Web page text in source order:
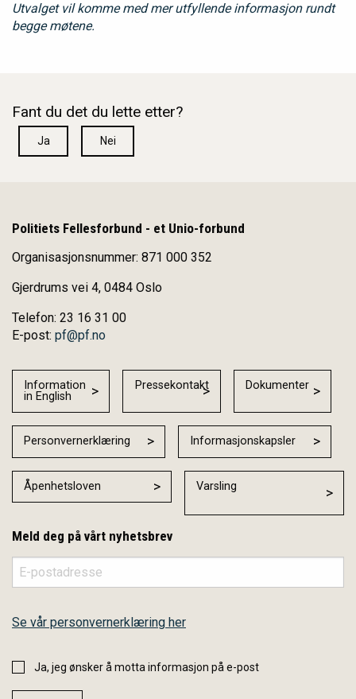
Utvalget vil komme med mer utfyllende informasjon rundt
begge møtene.
Fant du det du lette etter?
Ja Nei
Politiets Fellesforbund - et Unio-forbund
Organisasjonsnummer: 871 000 352
Gjerdrums vei 4, 0484 Oslo
Telefon: 23 16 31 00
E-post: pf@pf.no
Information
in English
Pressekontakt Dokumenter
Personvernerklæring Informasjonskapsler
Åpenhetsloven Varsling
Meld deg på vårt nyhetsbrev
Se vår personvernerklæring her
Ja, jeg ønsker å motta informasjon på e-post